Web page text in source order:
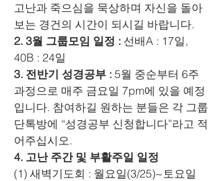
고난과 죽으심을 묵상하며 자신을 돌아
보는 경건의 시간이 되시길 바랍니다.
2. 3월 그룹모임 일정 : 선배A : 17일,
40B : 24일
3. 전반기 성경공부 : 5월 중순부터 6주
과정으로 매주 금요일 7pm에 있을 예정
입니다. 참여하길 원하는 분들은 각 그룹
단톡방에 “성경공부 신청합니다”라고 적
어주십시오.
4. 고난 주간 및 부활주일 일정
(1) 새벽기도회 : 월요일(3/25)~토요일